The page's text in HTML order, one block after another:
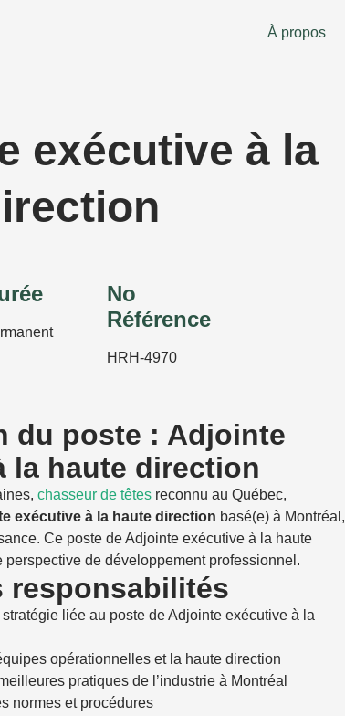
À propos
exécutive à la
No
Référence
HRH-4970
du poste : Adjointe
la haute direction
chasseur de têtes reconnu au Québec,
exécutive à la haute direction basé(e) à Montréal,
Ce poste de Adjointe exécutive à la haute
perspective de développement professionnel.
responsabilités
liée au poste de Adjointe exécutive à la
opérationnelles et la haute direction
pratiques de l’industrie à Montréal
normes et procédures